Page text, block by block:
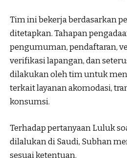
Tim ini bekerja berdasarkan
ditetapkan. Tahapan
pengumuman, pendaftaran,
verifikasi lapangan, dan
dilakukan oleh tim untuk
terkait layanan akomodasi,
konsumsi.
Terhadap pertanyaan Luluk
dilalukan di Saudi, Subhan
sesuai ketentuan.